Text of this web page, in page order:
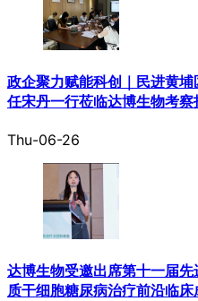
政企聚力赋能科创｜民进黄
任宋丹一行莅临达博生物考察
Thu-06-26
达博生物受邀出席第十一届
质干细胞糖尿病治疗前沿临床